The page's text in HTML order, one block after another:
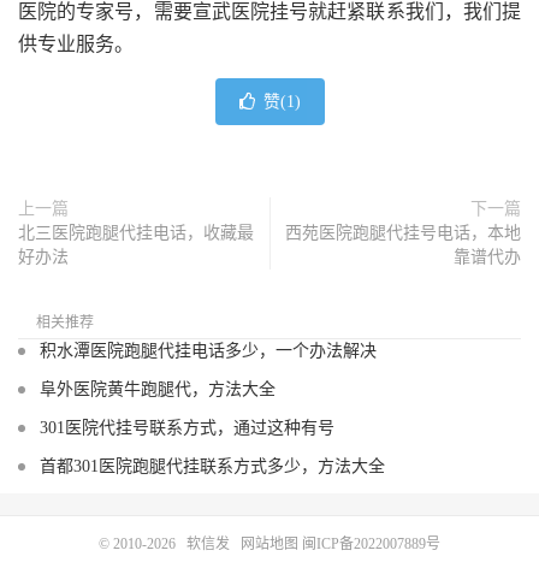
医院的专家号，需要宣武医院挂号就赶紧联系我们，我们提
供专业服务。
赞(1)
上一篇
北三医院跑腿代挂电话，收藏最
好办法
下一篇
西苑医院跑腿代挂号电话，本地
靠谱代办
相关推荐
积水潭医院跑腿代挂电话多少，一个办法解决
阜外医院黄牛跑腿代，方法大全
301医院代挂号联系方式，通过这种有号
首都301医院跑腿代挂联系方式多少，方法大全
© 2010-2026 软信发 网站地图 闽ICP备2022007889号